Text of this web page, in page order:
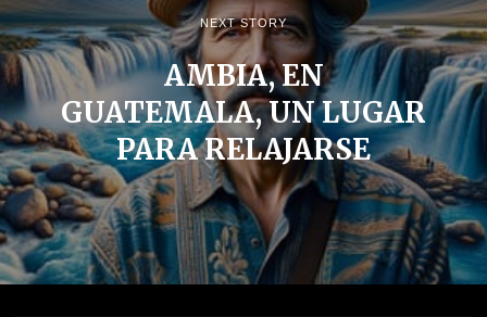
NEXT STORY
AMBIA, EN
GUATEMALA, UN LUGAR
PARA RELAJARSE